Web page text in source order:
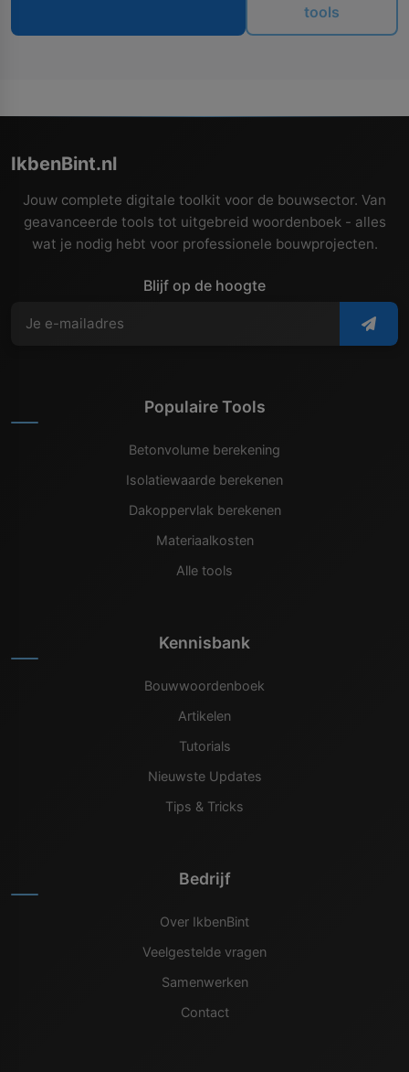
tools
IkbenBint.nl
Jouw complete digitale toolkit voor de bouwsector. Van
geavanceerde tools tot uitgebreid woordenboek - alles
wat je nodig hebt voor professionele bouwprojecten.
Blijf op de hoogte
Populaire Tools
Betonvolume berekening
Isolatiewaarde berekenen
Dakoppervlak berekenen
Materiaalkosten
Alle tools
Kennisbank
Bouwwoordenboek
Artikelen
Tutorials
Nieuwste Updates
Tips & Tricks
Bedrijf
Over IkbenBint
Veelgestelde vragen
Samenwerken
Contact